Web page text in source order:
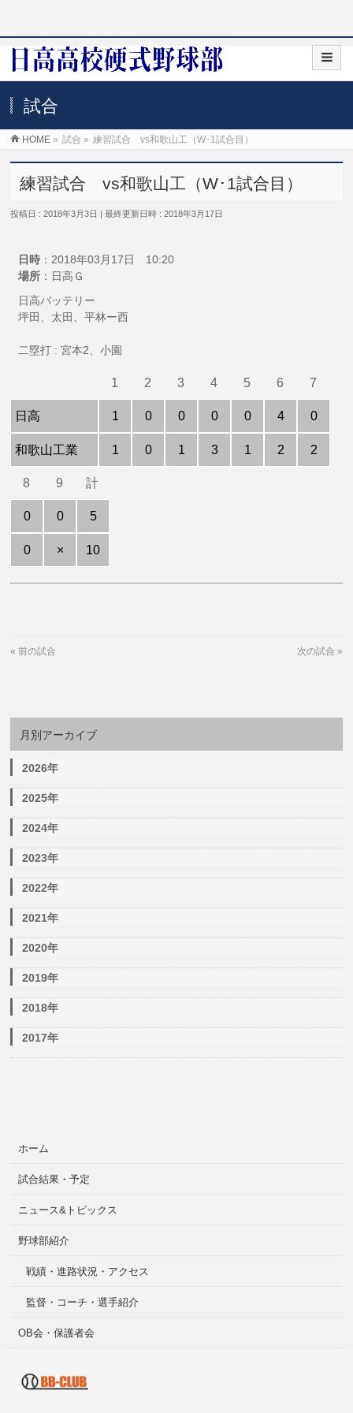
試合
HOME » 試合 » 練習試合 vs和歌山工（W･1試合目）
練習試合 vs和歌山工（W･1試合目）
投稿日 : 2018年3月3日 最終更新日時 : 2018年3月17日
日時 ：2018年03月17日 10:20
場所 ：日高Ｇ
日高バッテリー
坪田、太田、平林ー西
二塁打 : 宮本2、小園
日高
和歌山工業
1
1
1
2
0
0
3
0
1
4
0
3
5
0
1
6
4
2
7
0
2
8
0
0
9
0
×
計
5
10
«前の試合 次の試合 »
月別アーカイブ
2026年
2025年
2024年
2023年
2022年
2021年
2020年
2019年
2018年
2017年
ホーム
試合結果・予定
ニュース&トピックス
野球部紹介
戦績・進路状況・アクセス
監督・コーチ・選手紹介
OB会・保護者会